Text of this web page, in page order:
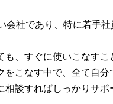
会社であり、特に若手
も、すぐに使いこなす
をこなす中で、全て自分
相談すればしっかりサ